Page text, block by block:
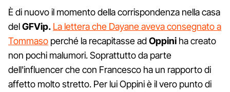
È di nuovo il momento della corrispondenza nella casa
delGFVip. La lettera che Dayane aveva consegnato a
Tommaso perché la recapitasse adOppini ha creato
non pochi malumori. Soprattutto da parte
dell'influencer che con Francesco ha un rapporto di
affetto molto stretto. Per lui Oppini è il vero punto di